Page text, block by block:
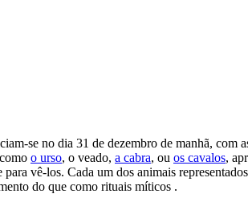
se no dia 31 de dezembro de manhã, com
o urso, o veado, a cabra, ou os cavalos,
para vê-los. Cada um dos animais
do que como rituais míticos .